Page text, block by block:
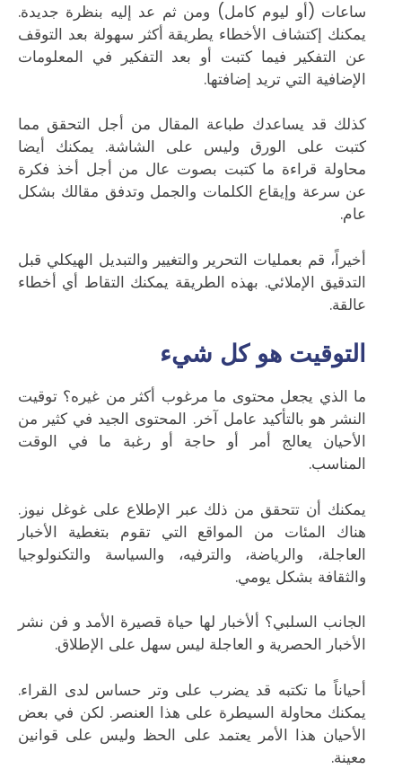
ساعات (أو ليوم كامل) ومن ثم عد إليه بنظرة جديدة.
يمكنك إكتشاف الأخطاء يطريقة أكثر سهولة بعد التوقف
عن التفكير فيما كتبت أو بعد التفكير في المعلومات
الإضافية التي تريد إضافتها.
كذلك قد يساعدك طباعة المقال من أجل التحقق مما
كتبت على الورق وليس على الشاشة. يمكنك أيضا
محاولة قراءة ما كتبت بصوت عال من أجل أخذ فكرة
عن سرعة وإيقاع الكلمات والجمل وتدفق مقالك بشكل
عام.
أخيراً، قم بعمليات التحرير والتغيير والتبديل الهيكلي قبل
التدقيق الإملائي. بهذه الطريقة يمكنك التقاط أي أخطاء
عالقة.
التوقيت هو كل شيء
ما الذي يجعل محتوى ما مرغوب أكثر من غيره؟ توقيت
النشر هو بالتأكيد عامل آخر. المحتوى الجيد في كثير من
الأحيان يعالج أمر أو حاجة أو رغبة ما في الوقت
المناسب.
يمكنك أن تتحقق من ذلك عبر الإطلاع على غوغل نيوز.
هناك المئات من المواقع التي تقوم بتغطية الأخبار
العاجلة، والرياضة، والترفيه، والسياسة والتكنولوجيا
والثقافة بشكل يومي.
الجانب السلبي؟ ألأخبار لها حياة قصيرة الأمد و فن نشر
الأخبار الحصرية و العاجلة ليس سهل على الإطلاق.
أحياناً ما تكتبه قد يضرب على وتر حساس لدى القراء.
يمكنك محاولة السيطرة على هذا العنصر. لكن في بعض
الأحيان هذا الأمر يعتمد على الحظ وليس على قوانين
معينة.